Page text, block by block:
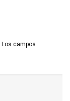
Los campos